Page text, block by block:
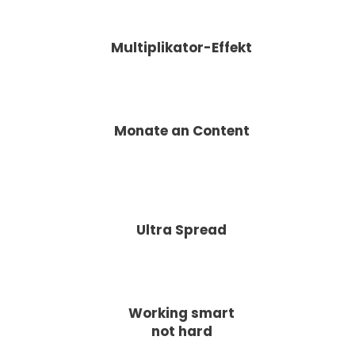
Multiplikator-Effekt
Monate an Content
Ultra Spread
Working smart
not hard